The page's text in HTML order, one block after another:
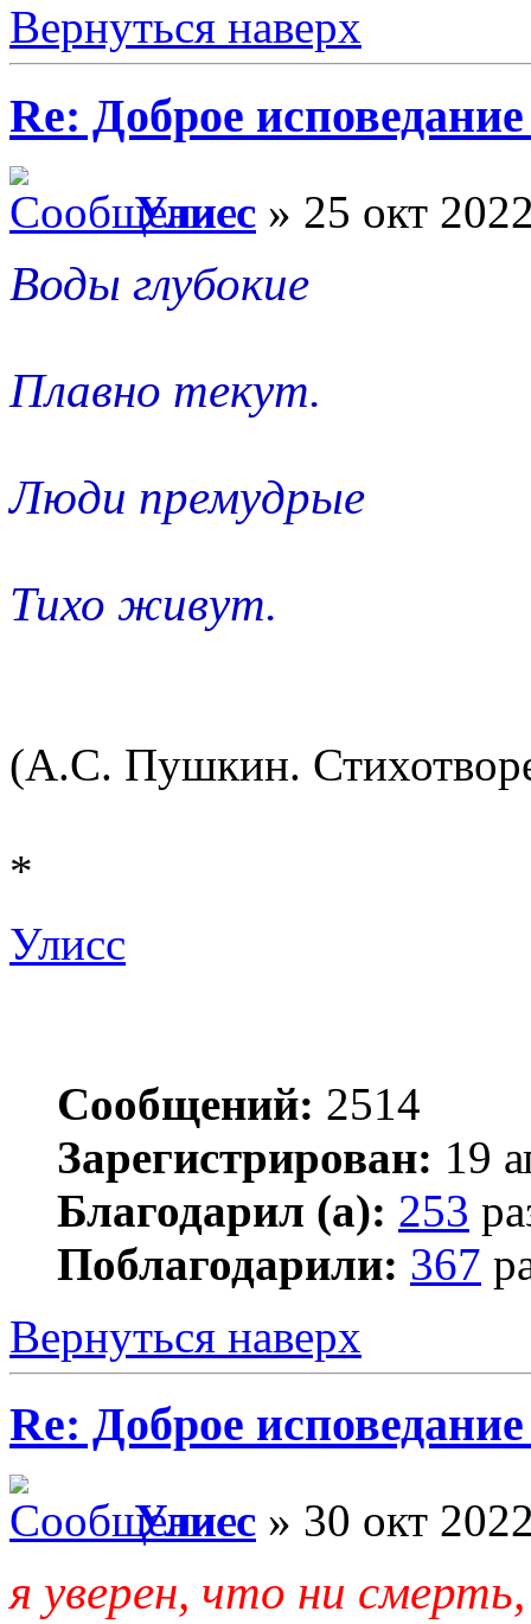
Вернуться наверх
Re: Доброе
Улисс » 25 окт
Воды глубокие
Плавно текут.
Люди премудрые
Тихо живут.
(А.С. Пушкин.
*
Улисс
Сообщений: 2514
Зарегистрирован: 19
Благодарил (а): 253
Поблагодарили: 367
Вернуться наверх
Re: Доброе
Улисс » 30 окт
я уверен, что ни